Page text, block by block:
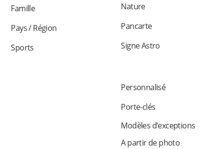
Famille
Pays / Région
Sports
Nature
Pancarte
Signe Astro
Personnalisé
Porte-clés
Modèles d’exceptions
A partir de photo